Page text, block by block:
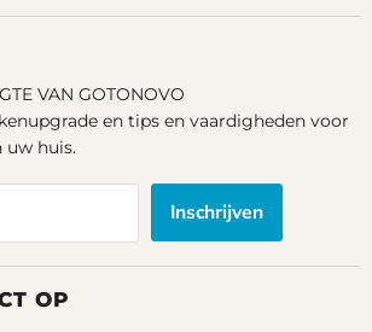
VAN GOTONOVO
en tips en vaardigheden voor
uw huis.
Inschrijven
OP